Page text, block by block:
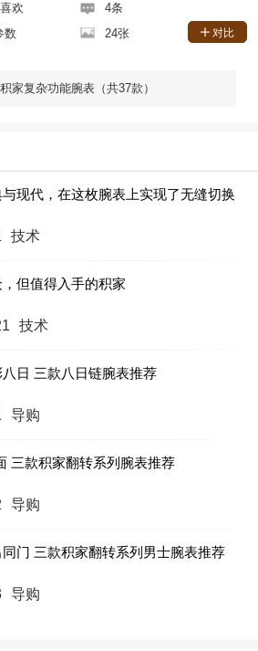
欢
4条
数
24张 对比
家复杂功能腕表（共37款）
现代，在这枚腕表上实现了无缝切换
技术
但值得入手的积家
技术
日 三款八日链腕表推荐
导购
三款积家翻转系列腕表推荐
导购
同门 三款积家翻转系列男士腕表推荐
导购